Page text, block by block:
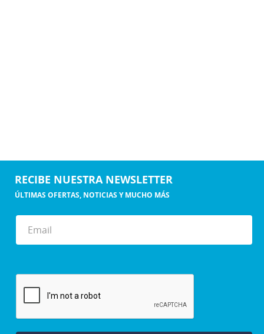
RECIBE NUESTRA NEWSLETTER
ÚLTIMAS OFERTAS, NOTICIAS Y MUCHO MÁS